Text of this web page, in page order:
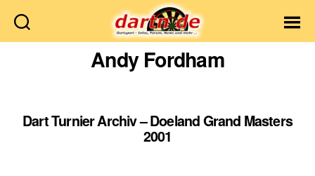
Dartn.de
Andy Fordham
Dart Turnier Archiv – Doeland Grand Masters
2001